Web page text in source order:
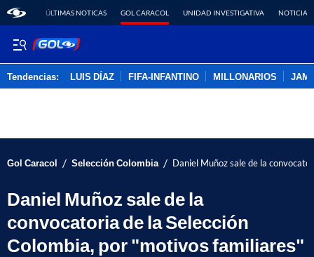
ÚLTIMAS NOTICAS GOL CARACOL UNIDAD INVESTIGATIVA NOTICIAS
Tendencias: LUIS DÍAZ FIFA-INFANTINO MILLONARIOS
Gol Caracol / Selección Colombia / Daniel Muñoz sale de la
Daniel Muñoz sale de la
convocatoria de la Selección
Colombia, por "motivos familiares"